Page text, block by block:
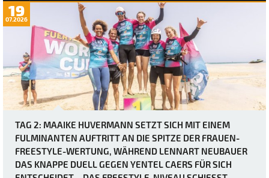
19
07.2026
TAG 2: MAAIKE HUVERMANN SETZT SICH MIT EINEM
FULMINANTEN AUFTRITT AN DIE SPITZE DER FRAUEN-
FREESTYLE-WERTUNG, WÄHREND LENNART NEUBAUER
DAS KNAPPE DUELL GEGEN YENTEL CAERS FÜR SICH